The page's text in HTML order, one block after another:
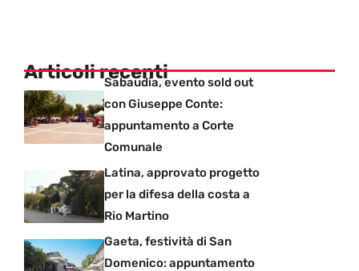
Articoli recentiSabaudia, evento sold out
con Giuseppe Conte:
appuntamento a Corte
Comunale
Latina, approvato progetto
per la difesa della costa a
Rio Martino
Gaeta, festività di San
Domenico: appuntamento